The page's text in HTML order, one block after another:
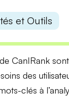
et Outils
de CanIRank
des
clés à